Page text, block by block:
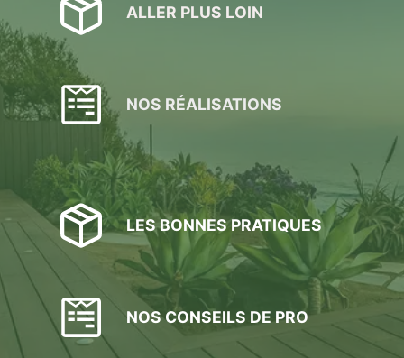
ALLER PLUS LOIN
NOS RÉALISATIONS
LES BONNES PRATIQUES
NOS CONSEILS DE PRO